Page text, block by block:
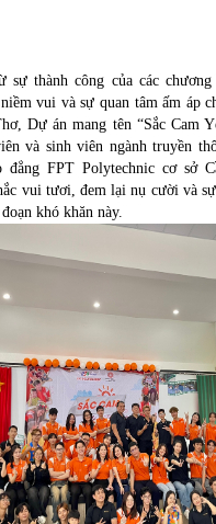
sự thành công củacác
vui và sự quan tâm ấm áp
, Dựánmang tên “Sắc Cam
và sinh viên ngành truyền
đẳng FPT Polytechnic cơ sở
vui tươi , đem lại nụ cười và
khó khăn này.